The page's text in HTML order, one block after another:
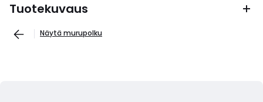
Tuotekuvaus
Näytä murupolku